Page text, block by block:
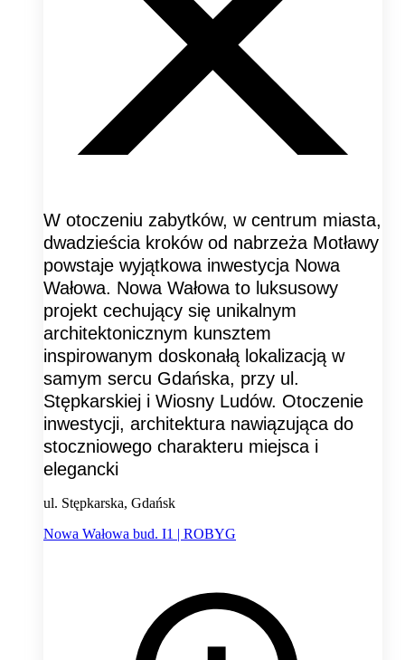
W otoczeniu zabytków, w centrum miasta,
dwadzieścia kroków od nabrzeża Motławy
powstaje wyjątkowa inwestycja Nowa
Wałowa. Nowa Wałowa to luksusowy
projekt cechujący się unikalnym
architektonicznym kunsztem
inspirowanym doskonałą lokalizacją w
samym sercu Gdańska, przy ul.
Stępkarskiej i Wiosny Ludów. Otoczenie
inwestycji, architektura nawiązująca do
stoczniowego charakteru miejsca i
elegancki
ul. Stępkarska, Gdańsk
Nowa Wałowa bud. I1 | ROBYG